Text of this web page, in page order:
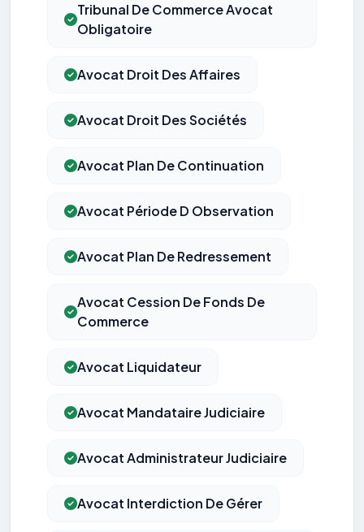
Tribunal De Commerce Avocat
Obligatoire
Avocat Droit Des Affaires
Avocat Droit Des Sociétés
Avocat Plan De Continuation
Avocat Période D Observation
Avocat Plan De Redressement
Avocat Cession De Fonds De
Commerce
Avocat Liquidateur
Avocat Mandataire Judiciaire
Avocat Administrateur Judiciaire
Avocat Interdiction De Gérer